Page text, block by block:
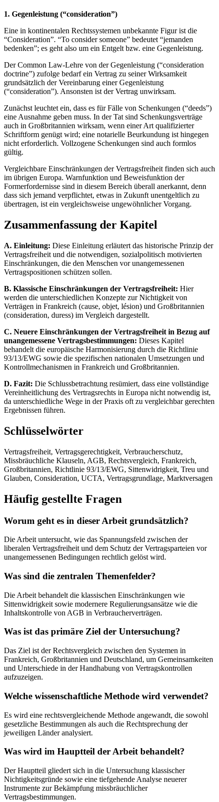
1. Gegenleistung (“consideration”)
Eine in kontinentalen Rechtssystemen unbekannte Figur ist die
“Consideration”. “To consider someone” bedeutet “jemanden
bedenken”; es geht also um ein Entgelt bzw. eine Gegenleistung.
Der Common Law-Lehre von der Gegenleistung (“consideration
doctrine”) zufolge bedarf ein Vertrag zu seiner Wirksamkeit
grundsätzlich der Vereinbarung einer Gegenleistung
(“consideration”). Ansonsten ist der Vertrag unwirksam.
Zunächst leuchtet ein, dass es für Fälle von Schenkungen (“deeds”)
eine Ausnahme geben muss. In der Tat sind Schenkungsverträge
auch in Großbritannien wirksam, wenn einer Art qualifizierter
Schriftform genügt wird; eine notarielle Beurkundung ist hingegen
nicht erforderlich. Vollzogene Schenkungen sind auch formlos
gültig.
Vergleichbare Einschränkungen der Vertragsfreiheit finden sich auch
im übrigen Europa. Warnfunktion und Beweisfunktion der
Formerfordernisse sind in diesem Bereich überall anerkannt, denn
dass sich jemand verpflichtet, etwas in Zukunft unentgeltlich zu
übertragen, ist ein vergleichsweise ungewöhnlicher Vorgang.
Zusammenfassung der Kapitel
A. Einleitung: Diese Einleitung erläutert das historische Prinzip der
Vertragsfreiheit und die notwendigen, sozialpolitisch motivierten
Einschränkungen, die den Menschen vor unangemessenen
Vertragspositionen schützen sollen.
B. Klassische Einschränkungen der Vertragsfreiheit: Hier
werden die unterschiedlichen Konzepte zur Nichtigkeit von
Verträgen in Frankreich (cause, objet, lésion) und Großbritannien
(consideration, duress) im Vergleich dargestellt.
C. Neuere Einschränkungen der Vertragsfreiheit in Bezug auf
unangemessene Vertragsbestimmungen: Dieses Kapitel
behandelt die europäische Harmonisierung durch die Richtlinie
93/13/EWG sowie die spezifischen nationalen Umsetzungen und
Kontrollmechanismen in Frankreich und Großbritannien.
D. Fazit: Die Schlussbetrachtung resümiert, dass eine vollständige
Vereinheitlichung des Vertragsrechts in Europa nicht notwendig ist,
da unterschiedliche Wege in der Praxis oft zu vergleichbar gerechten
Ergebnissen führen.
Schlüsselwörter
Vertragsfreiheit, Vertragsgerechtigkeit, Verbraucherschutz,
Missbräuchliche Klauseln, AGB, Rechtsvergleich, Frankreich,
Großbritannien, Richtlinie 93/13/EWG, Sittenwidrigkeit, Treu und
Glauben, Consideration, UCTA, Vertragsgrundlage, Marktversagen
Häufig gestellte Fragen
Worum geht es in dieser Arbeit grundsätzlich?
Die Arbeit untersucht, wie das Spannungsfeld zwischen der
liberalen Vertragsfreiheit und dem Schutz der Vertragsparteien vor
unangemessenen Bedingungen rechtlich gelöst wird.
Was sind die zentralen Themenfelder?
Die Arbeit behandelt die klassischen Einschränkungen wie
Sittenwidrigkeit sowie modernere Regulierungsansätze wie die
Inhaltskontrolle von AGB in Verbraucherverträgen.
Was ist das primäre Ziel der Untersuchung?
Das Ziel ist der Rechtsvergleich zwischen den Systemen in
Frankreich, Großbritannien und Deutschland, um Gemeinsamkeiten
und Unterschiede in der Handhabung von Vertragskontrollen
aufzuzeigen.
Welche wissenschaftliche Methode wird verwendet?
Es wird eine rechtsvergleichende Methode angewandt, die sowohl
gesetzliche Bestimmungen als auch die Rechtsprechung der
jeweiligen Länder analysiert.
Was wird im Hauptteil der Arbeit behandelt?
Der Hauptteil gliedert sich in die Untersuchung klassischer
Nichtigkeitsgründe sowie eine tiefgehende Analyse neuerer
Instrumente zur Bekämpfung missbräuchlicher
Vertragsbestimmungen.